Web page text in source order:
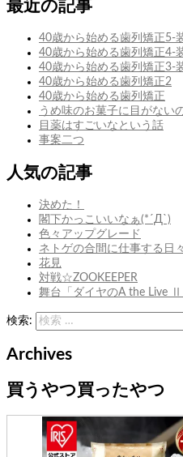
を
が
し
ま
く
る
最近の記事
40歳から始める歯列矯正5-
40歳から始める歯列矯正4-
40歳から始める歯列矯正3-
40歳から始める歯列矯正2
40歳から始める歯列矯正
うめ味のお菓子に目がない
目薬はすごいなという話
事案二つ
人気の記事
決めた！
閣下かっこいいなぁ(*´Д`)
色々アップグレード
ネトゲの合間に仕事する日
花見
対戦☆ZOOKEEPER
舞台「ダイヤのA the Live
検索:
Archives
買うやつ買ったやつ